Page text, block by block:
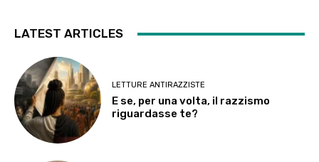
LATEST ARTICLES
LETTURE ANTIRAZZISTE
E se, per una volta, il razzismo
riguardasse te?